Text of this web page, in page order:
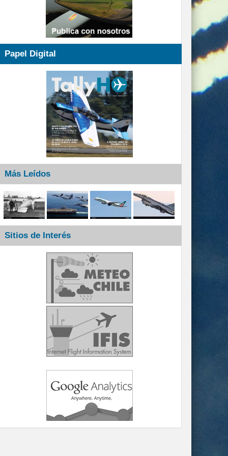
Papel Digital
Más Leídos
Sitios de Interés